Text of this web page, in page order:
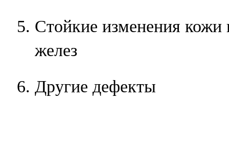
Стойкие изменения кожи
желез
Другие дефекты